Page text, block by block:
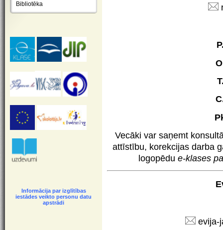
Bibliotēka
Informācija par izglītības
iestādes veikto personu datu
apstrādi
Vecāki var saņemt
attīstību, korekcijas darba
logopēdu e-klases
evija-